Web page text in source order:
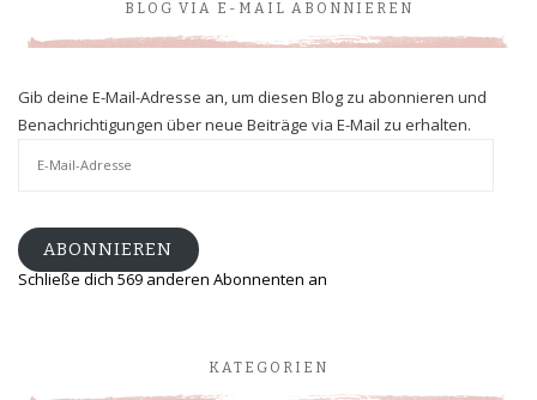
BLOG VIA E-MAIL ABONNIEREN
Gib deine E-Mail-Adresse an, um diesen Blog zu abonnieren und
Benachrichtigungen über neue Beiträge via E-Mail zu erhalten.
ABONNIEREN
Schließe dich 569 anderen Abonnenten an
KATEGORIEN